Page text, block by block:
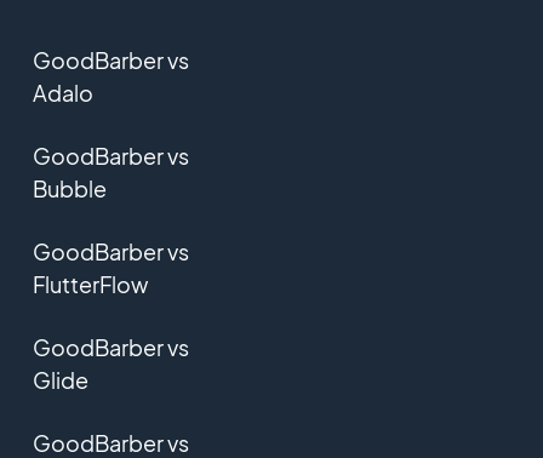
GoodBarber vs
Adalo
GoodBarber vs
Bubble
GoodBarber vs
FlutterFlow
GoodBarber vs
Glide
GoodBarber vs